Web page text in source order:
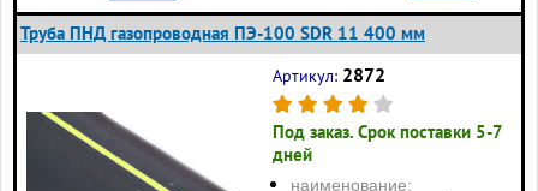
Труба ПНД газопроводная ПЭ-100 SDR 11 400 мм
Артикул: 2872
Под заказ. Срок поставки 5-7
дней
наименование: